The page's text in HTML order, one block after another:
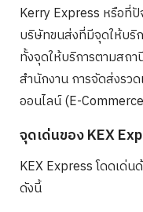
Kerry Express หรือที่
บริษัทขนส่งที่มีจุดให้บริ
ทั้งจุดให้บริการตามสถ
สำนักงาน การจัดส่งรวด
ออนไลน์ (E-
จุดเด่นของ KEX
KEX Express โดดเด่
ดังนี้